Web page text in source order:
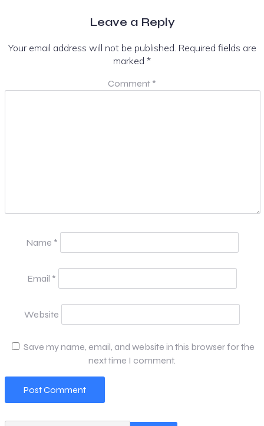
Leave a Reply
Your email address will not be published. Required fields are
marked *
Comment *
Name *
Email *
Website
Save my name, email, and website in this browser for the
next time I comment.